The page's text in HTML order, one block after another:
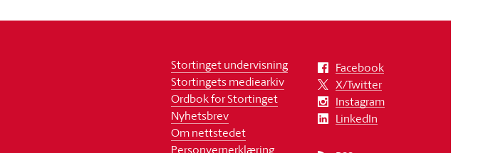
Stortinget undervisning
Stortingets mediearkiv
Ordbok for Stortinget
Nyhetsbrev
Om nettstedet
Personvernerklæring
Facebook
X/Twitter
Instagram
LinkedIn